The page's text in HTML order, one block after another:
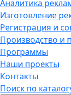
Аналитика
Изготовление
Регистрация и
Производство и
Программы
Наши проекты
Контакты
Поиск по